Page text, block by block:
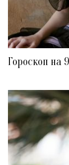
Гороскоп на